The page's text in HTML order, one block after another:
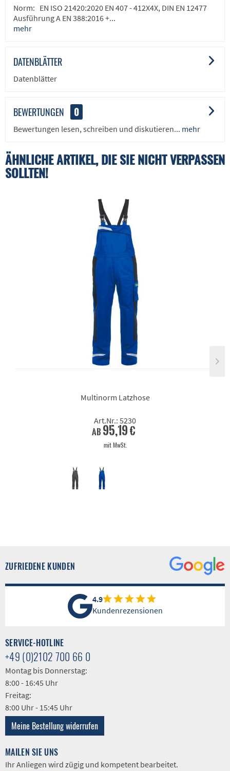
Norm: EN ISO 21420:2020 EN 407 - 412X4X, DIN EN 12477
Ausführung A EN 388:2016 +...
mehr
DATENBLÄTTER
Datenblätter
BEWERTUNGEN 0
Bewertungen lesen, schreiben und diskutieren... mehr
ÄHNLICHE ARTIKEL, DIE SIE NICHT VERPASSEN
SOLLTEN!
Multinorm Latzhose
Art.Nr.: 5230
ab 95,19 €
mit MwSt.
ZUFRIEDENE KUNDEN
4.9
Kundenrezensionen
SERVICE-HOTLINE
+49 (0)2102 700 66 0
Montag bis Donnerstag:
8:00 - 16:45 Uhr
Freitag:
8:00 Uhr - 15:45 Uhr
Meine Bestellung widerrufen
MAILEN SIE UNS
Ihr Anliegen wird zügig und kompetent bearbeitet.